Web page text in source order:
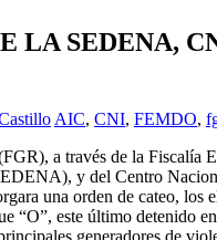
LA SEDENA,
AIC, CNI, FEMDO,
a través de la
y del Centro
una orden de cateo, los
“O”, este último detenido
generadores de